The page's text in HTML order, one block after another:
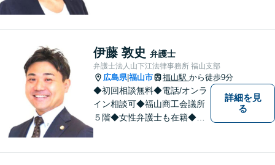
ど。話しにくいことも安心し
てご相談ください。あなたの
気持ちに寄り添い、丁寧にお
応えします。
伊藤 敦史 弁護士
弁護士法人山下江法律事務所 福山支部
広島県|福山市 福山駅 から徒歩9分
◆初回相談無料◆電話/オンラ
イン相談可◆福山商工会議所
５階◆女性弁護士も在籍◆刑
詳細を見
る